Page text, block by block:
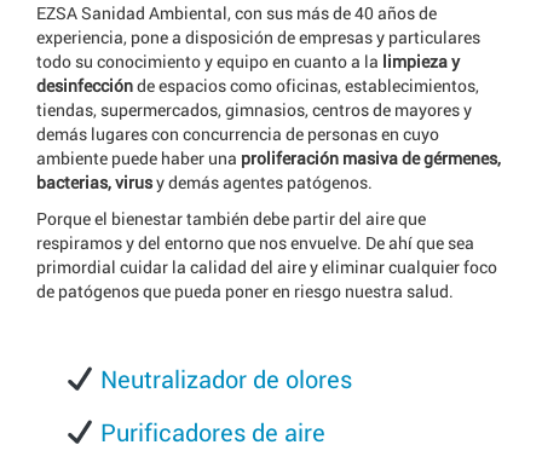
EZSA Sanidad Ambiental, con sus más de 40 años de
experiencia, pone a disposición de empresas y particulares
todo su conocimiento y equipo en cuanto a la limpieza y
desinfecciónde espacios como oficinas, establecimientos,
tiendas, supermercados, gimnasios, centros de mayores y
demás lugares con concurrencia de personas en cuyo
ambiente puede haber una proliferación masiva de gérmenes,
bacterias, virusy demás agentes patógenos.
Porque el bienestar también debe partir del aire que
respiramos y del entorno que nos envuelve. De ahí que sea
primordial cuidar la calidad del aire y eliminar cualquier foco
de patógenos que pueda poner en riesgo nuestra salud.
Neutralizador de olores
Purificadores de aire